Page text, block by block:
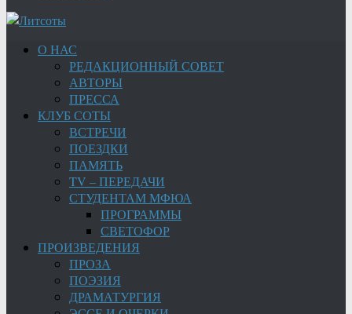
О НАС
РЕДАКЦИОННЫЙ СОВЕТ
АВТОРЫ
ПРЕССА
КЛУБ СОТЫ
ВСТРЕЧИ
ПОЕЗДКИ
ПАМЯТЬ
TV – ПЕРЕДАЧИ
СТУДЕНТАМ МФЮА
ПРОГРАММЫ
СВЕТОФОР
ПРОИЗВЕДЕНИЯ
ПРОЗА
ПОЭЗИЯ
ДРАМАТУРГИЯ